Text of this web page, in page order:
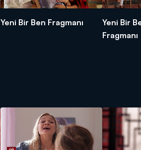
Yeni Bir Ben Fragmanı
Yeni Bir
Fragmanı